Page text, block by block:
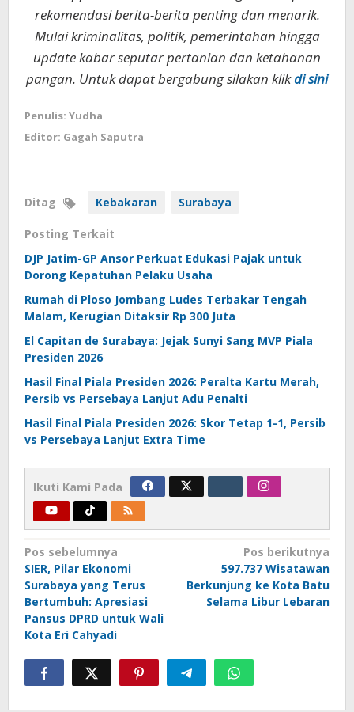
rekomendasi berita-berita penting dan menarik.
Mulai kriminalitas, politik, pemerintahan hingga
update kabar seputar pertanian dan ketahanan
pangan. Untuk dapat bergabung silakan klikdi sini
Penulis: Yudha
Editor: Gagah Saputra
Ditag Kebakaran Surabaya
Posting Terkait
DJP Jatim-GP Ansor Perkuat Edukasi Pajak untuk
Dorong Kepatuhan Pelaku Usaha
Rumah di Ploso Jombang Ludes Terbakar Tengah
Malam, Kerugian Ditaksir Rp 300 Juta
El Capitan de Surabaya: Jejak Sunyi Sang MVP Piala
Presiden 2026
Hasil Final Piala Presiden 2026: Peralta Kartu Merah,
Persib vs Persebaya Lanjut Adu Penalti
Hasil Final Piala Presiden 2026: Skor Tetap 1-1, Persib
vs Persebaya Lanjut Extra Time
Ikuti Kami Pada
Navigasi
pos
Pos sebelumnya
SIER, Pilar Ekonomi
Surabaya yang Terus
Bertumbuh: Apresiasi
Pansus DPRD untuk Wali
Kota Eri Cahyadi
Pos berikutnya
597.737 Wisatawan
Berkunjung ke Kota Batu
Selama Libur Lebaran